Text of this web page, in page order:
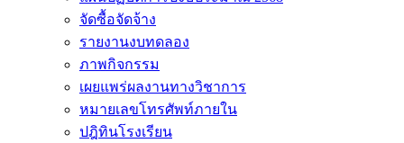
จัดซื้อจัดจ้าง
รายงานงบทดลอง
ภาพกิจกรรม
เผยแพร่ผลงานทางวิชาการ
หมายเลขโทรศัพท์ภายใน
ปฎิทินโรงเรียน